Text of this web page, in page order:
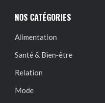
NOS CATÉGORIES
Alimentation
Santé & Bien-être
Relation
Mode